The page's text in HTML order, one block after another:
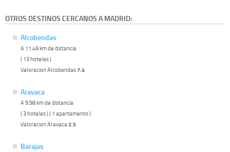
OTROS DESTINOS CERCANOS A MADRID:
Alcobendas
A 11.49 km de distancia
( 13 hoteles )
Valoracion Alcobendas7.4
Aravaca
A 9.98 km de distancia
( 3 hoteles ) ( 1 apartamento )
Valoracion Aravaca 2.5
Barajas